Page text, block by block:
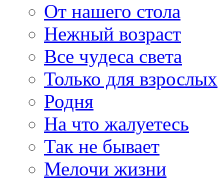
От нашего стола
Нежный возраст
Все чудеса света
Только для взрослых
Родня
На что жалуетесь
Так не бывает
Мелочи жизни